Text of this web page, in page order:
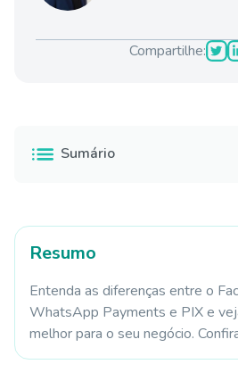
Compartilhe:
Sumário
Resumo
Entenda as diferenças entre o
WhatsApp Payments e PIX e
melhor para o seu negócio.